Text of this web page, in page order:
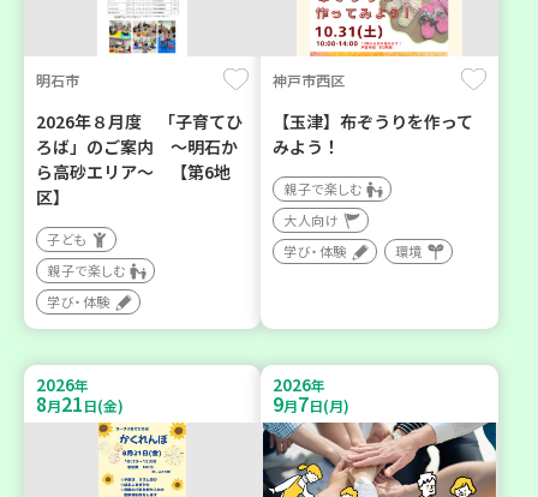
明石市
2026年８月度 「子育てひ
ろば」のご案内 ～明石か
ら高砂エリア～ 【第6地
区】
子ども
親子で楽しむ
学び・体験
神戸市西区
【玉津】布ぞうりを作って
みよう！
親子で楽しむ
大人向け
学び・体験
環境
2026年
8月21日(金)
2026年
9月7日(月)